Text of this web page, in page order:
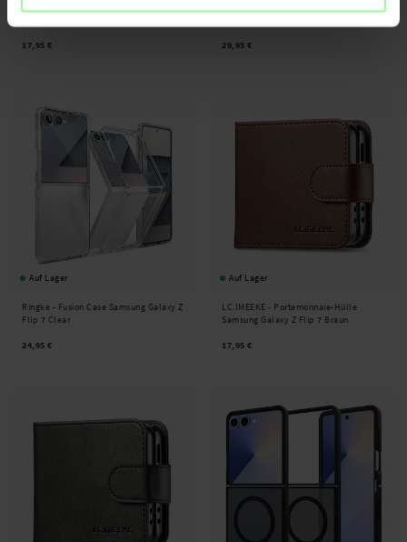
Samsung Galaxy Z Flip 7 Hülle
17,95 €
Fusion Magnetic Case Samsung
29,95 €
Auf Lager
Ringke - Fusion Case Samsung Galaxy Z
Flip 7 Clear
24,95 €
Auf Lager
LC.IMEEKE - Portemonnaie-Hülle
Samsung Galaxy Z Flip 7 Braun
17,95 €